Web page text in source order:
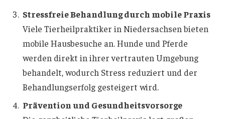
Stressfreie Behandlung durch mobile Praxis
Viele Tierheilpraktiker in Niedersachsen bieten
mobile Hausbesuche an. Hunde und Pferde
werden direkt in ihrer vertrauten Umgebung
behandelt, wodurch Stress reduziert und der
Behandlungserfolg gesteigert wird.
Prävention und Gesundheitsvorsorge